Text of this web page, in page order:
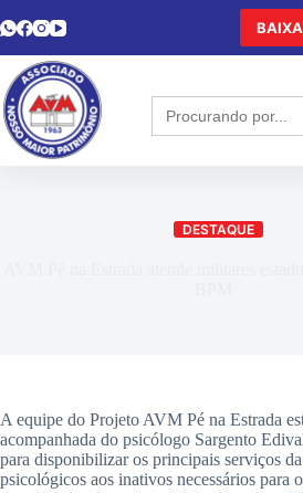
Search
for:
DESTAQUE
A equipe do Projeto AVM Pé na Estrada
acompanhada do psicólogo Sargento
para disponibilizar os principais serviços
psicológicos aos inativos necessários para